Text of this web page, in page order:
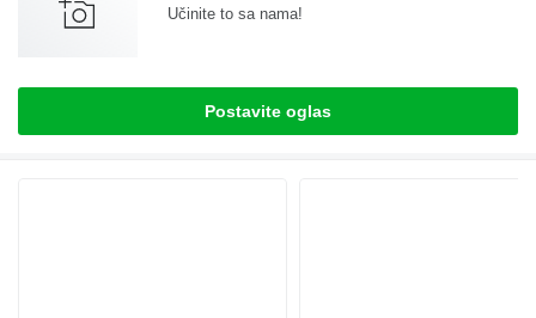
Učinite to sa nama!
Postavite oglas